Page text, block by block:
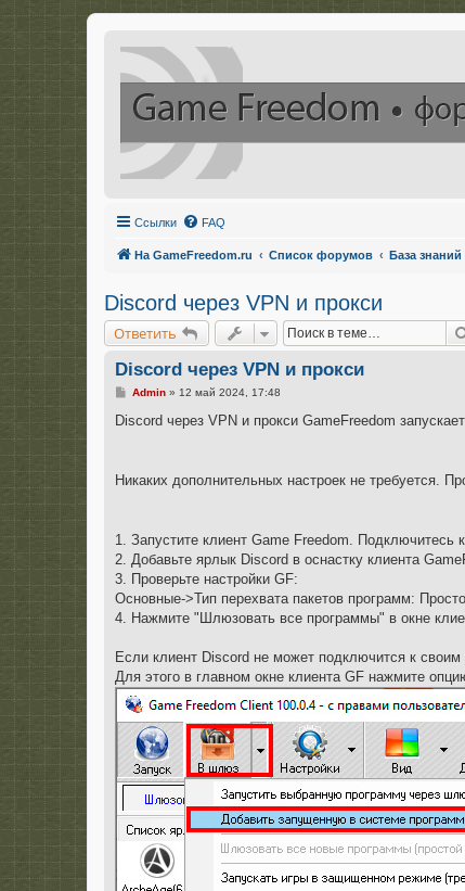
Ссылки FAQ
На GameFreedom.ru Список форумов База знаний
Discord через VPN и прокси
Ответить
Discord через VPN и прокси
С
о
и
Admin» 12 май 2024, 17:48
Discord через VPN и прокси GameFreedom
Никаких дополнительных настроек не требуется.
1. Запустите клиент Game Freedom.
2. Добавьте ярлык Discord в оснастку клиента
3. Проверьте настройки GF:
Основные->Тип перехвата пакетов программ:
4. Нажмите "Шлюзовать все программы" в окне
Если клиент Discord не может подключится к
Для этого в главном окне клиента GF нажмите